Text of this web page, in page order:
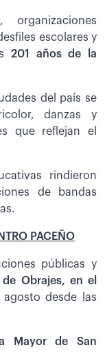
organizaciones
escolares y
201 años de la
del país se
danzas y
que reflejan el
rindieron
de bandas
PACEÑO
públicas y
Obrajes, en el
desde las
Mayor de San